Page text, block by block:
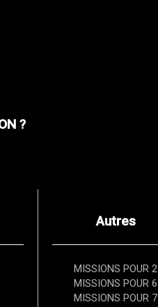
?
Autres
MISSIONS POUR 2
MISSIONS POUR 6
MISSIONS POUR 7